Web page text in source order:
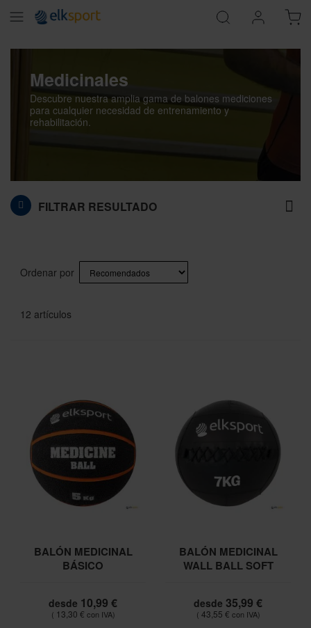
Medicinales
Descubre nuestra amplia gama de balones mediciones
para cualquier necesidad de entrenamiento y
rehabilitación.
FILTRAR RESULTADO
12 artículos
Ordenar por
BALÓN MEDICINAL
BÁSICO
desde 10,99 €
13,30 €
BALÓN MEDICINAL
WALL BALL SOFT
desde 35,99 €
43,55 €